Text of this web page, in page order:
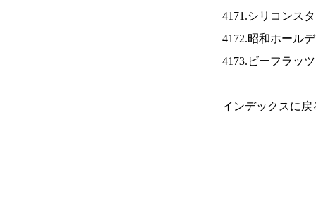
4171.シリコンス
4172.昭和ホール
4173.ビーフラッ
インデックスに戻